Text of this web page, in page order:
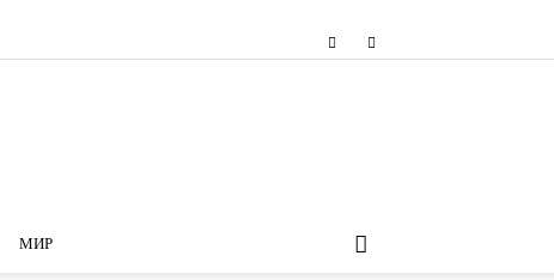
МИР